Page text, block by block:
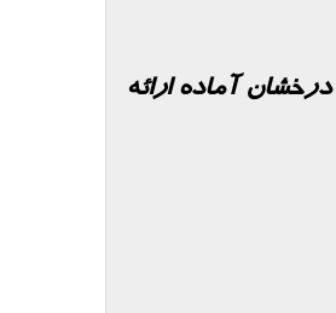
قالیشویی اصفهان با مجوز رسمی از اتحادیه،با 30 سال سابقه درخشان آماده ارائه